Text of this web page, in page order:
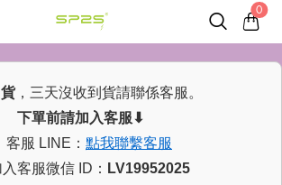
0
，三天沒收到貨請聯係客服。
下單前請加入客服⬇
客服 LINE： 點我聯繫客服
入客服微信 ID： LV19952025